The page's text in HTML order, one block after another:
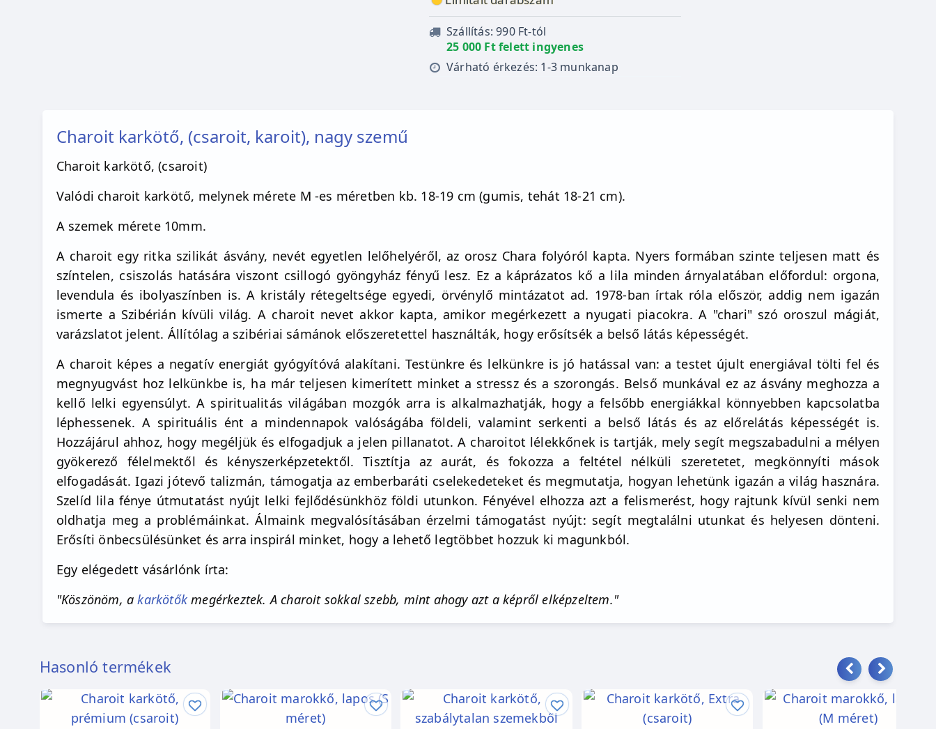
Szállítás: 990 Ft-tól
25 000 Ft felett ingyenes
Várható érkezés: 1-3 munkanap
Charoit karkötő, (csaroit, karoit), nagy szemű
Charoit karkötő, (csaroit)
Valódi charoit karkötő, melynek mérete M -es méretben kb. 18-19 cm (gumis, tehát 18-21 cm).
A szemek mérete 10mm.
A charoit egy ritka szilikát ásvány, nevét egyetlen lelőhelyéről, az orosz Chara folyóról kapta. Nyers formában szinte teljesen matt és
színtelen, csiszolás hatására viszont csillogó gyöngyház fényű lesz. Ez a káprázatos kő a lila minden árnyalatában előfordul: orgona,
levendula és ibolyaszínben is. A kristály rétegeltsége egyedi, örvénylő mintázatot ad. 1978-ban írtak róla először, addig nem igazán
ismerte a Szibérián kívüli világ. A charoit nevet akkor kapta, amikor megérkezett a nyugati piacokra. A "chari" szó oroszul mágiát,
varázslatot jelent. Állítólag a szibériai sámánok előszeretettel használták, hogy erősítsék a belső látás képességét.
A charoit képes a negatív energiát gyógyítóvá alakítani. Testünkre és lelkünkre is jó hatással van: a testet újult energiával tölti fel és
megnyugvást hoz lelkünkbe is, ha már teljesen kimerített minket a stressz és a szorongás. Belső munkával ez az ásvány meghozza a
kellő lelki egyensúlyt. A spiritualitás világában mozgók arra is alkalmazhatják, hogy a felsőbb energiákkal könnyebben kapcsolatba
léphessenek. A spirituális ént a mindennapok valóságába földeli, valamint serkenti a belső látás és az előrelátás képességét is.
Hozzájárul ahhoz, hogy megéljük és elfogadjuk a jelen pillanatot. A charoitot lélekkőnek is tartják, mely segít megszabadulni a mélyen
gyökerező félelmektől és kényszerképzetektől. Tisztítja az aurát, és fokozza a feltétel nélküli szeretetet, megkönnyíti mások
elfogadását. Igazi jótevő talizmán, támogatja az emberbaráti cselekedeteket és megmutatja, hogyan lehetünk igazán a világ hasznára.
Szelíd lila fénye útmutatást nyújt lelki fejlődésünkhöz földi utunkon. Fényével elhozza azt a felismerést, hogy rajtunk kívül senki nem
oldhatja meg a problémáinkat. Álmaink megvalósításában érzelmi támogatást nyújt: segít megtalálni utunkat és helyesen dönteni.
Erősíti önbecsülésünket és arra inspirál minket, hogy a lehető legtöbbet hozzuk ki magunkból.
Egy elégedett vásárlónk írta:
"Köszönöm, akarkötők megérkeztek. A charoit sokkal szebb, mint ahogy azt a képről elképzeltem."
Hasonló termékek